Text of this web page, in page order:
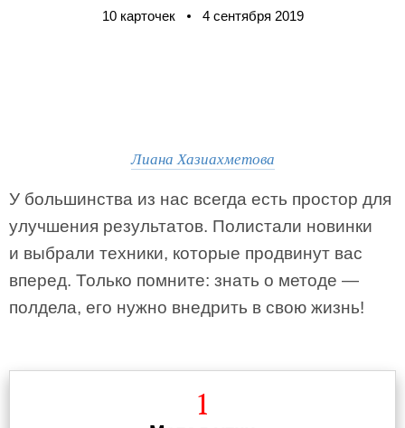
10 карточек 4 сентября 2019
Лиана Хазиахметова
У большинства из нас всегда есть простор для
улучшения результатов. Полистали новинки
и выбрали техники, которые продвинут вас
вперед. Только помните: знать о методе —
полдела, его нужно внедрить в свою жизнь!
1